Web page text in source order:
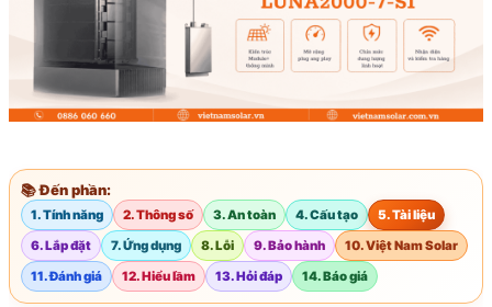
📚 Đến phần:
1. Tính năng 2. Thông số 3. An toàn 4. Cấu tạo
5. Tài liệu
6. Lắp đặt
7. Ứng dụng 8. Lỗi 9. Bảo hành
10. Việt Nam Solar
11. Đánh giá
12. Hiểu lầm 13. Hỏi đáp 14. Báo giá